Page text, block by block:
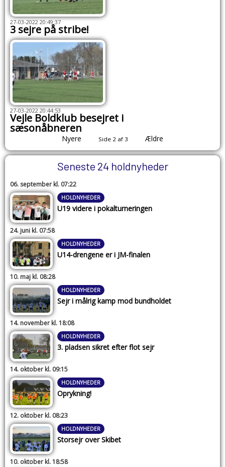
27-03-2022 20:49:37
3 sejre på stribe!
27-03-2022 20:44:53
Vejle Boldklub besejret i
sæsonåbneren
Nyere Side 2 af 3 Ældre
Seneste 24 holdnyheder
06. september kl. 07:22
HOLDNYHEDER
U19 videre i pokalturneringen
24. juni kl. 07:58
HOLDNYHEDER
U14-drengene er i JM-finalen
10. maj kl. 08:28
HOLDNYHEDER
Sejr i målrig kamp mod bundholdet
14. november kl. 18:08
HOLDNYHEDER
3. pladsen sikret efter flot sejr
14. oktober kl. 09:15
HOLDNYHEDER
Oprykning!
12. oktober kl. 08:23
HOLDNYHEDER
Storsejr over Skibet
10. oktober kl. 18:58